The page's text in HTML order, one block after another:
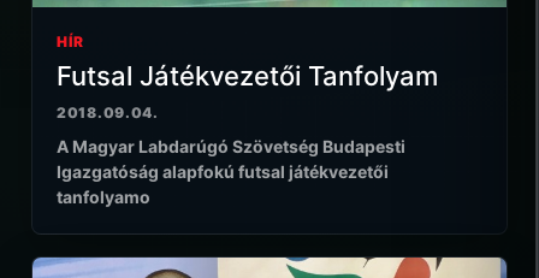
HÍR
Futsal Játékvezetői Tanfolyam
2018.09.04.
A Magyar Labdarúgó Szövetség Budapesti
Igazgatóság alapfokú futsal játékvezetői
tanfolyamo